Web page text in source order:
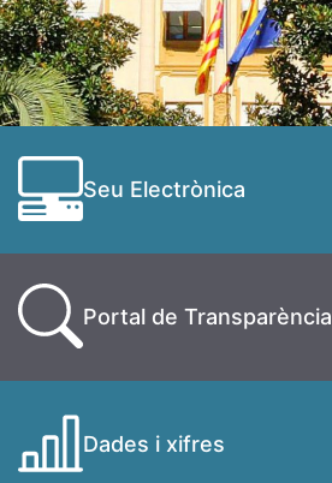
Seu Electrònica
Portal de Transparència
Dades i xifres